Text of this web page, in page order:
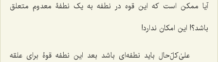
آیا ممکن است که این قوه در نطفه به یک نطفۀ معدوم متعلق
باشد؟! این امکان ندارد!
علیٰ‌کلّ‌حال باید نطفه‌ای باشد بعد این نطفه قوۀ برای علقه